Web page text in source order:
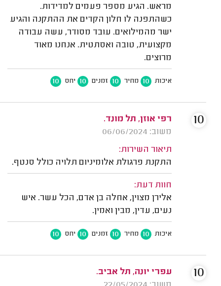
מראש. הגיע מספר פעמים למדידות.
כשהתפנה לו חלון הקדים את ההתקנה והגיע
ישר מהמילואים. עובד מסודר, עשה עבודה
מקצועית, טובה ואסתטית. אנחנו מאוד
מרוצים.
איכות 10 מחיר 10 זמנים 10 יחס 10
רפי אוזן, תל מונד.
משוב: 06/06/2024
תיאור השירות:
התקנת פרגולת אלומיניום תלויה כולל סנטף.
חוות דעת:
אלירן מצוין, אחלה בן אדם, הכל עשר. איש
נעים, עדין, מבין ואמין.
איכות 10 מחיר 10 זמנים 10 יחס 10
10
עפרי יונה, תל אביב.
10